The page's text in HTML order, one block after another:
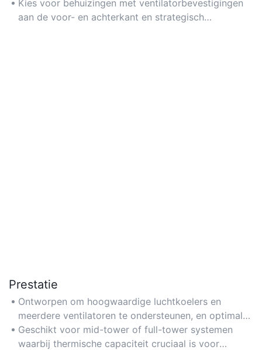
bij overgeklokte componenten.
Kies voor behuizingen met ventilatorbevestigingen
aan de voor- en achterkant en strategisch
Prestatie
Ontworpen om hoogwaardige luchtkoelers en
meerdere ventilatoren te ondersteunen, en optimale
temperaturen te handhaven voor langdurig gamen
en multitasken.
Geschikt voor mid-tower of full-tower systemen
waarbij thermische capaciteit cruciaal is voor